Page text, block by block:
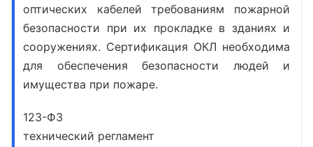
оптических кабелей требованиям пожарной
безопасности при их прокладке в зданиях и
сооружениях. Сертификация ОКЛ необходима
для обеспечения безопасности людей и
имущества при пожаре.
123-ФЗ
технический регламент